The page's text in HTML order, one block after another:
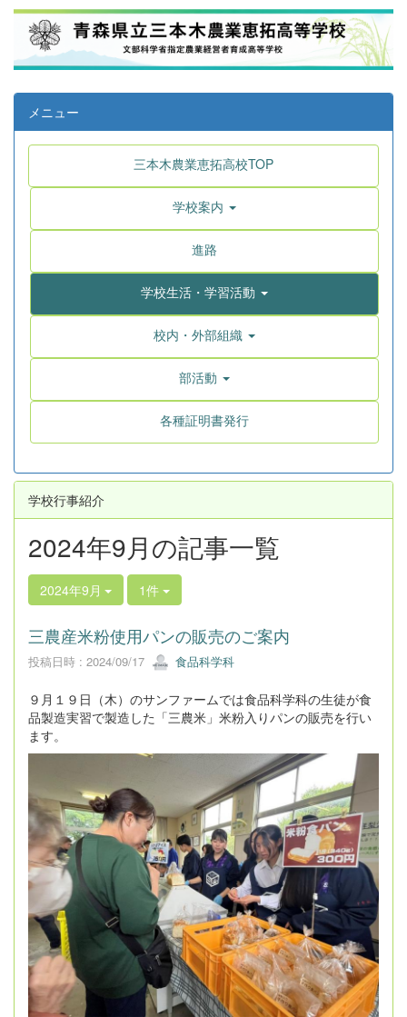
メニュー
三本木農業恵拓高校TOP
学校案内
進路
学校生活・学習活動
校内・外部組織
部活動
各種証明書発行
学校行事紹介
2024年9月の記事一覧
2024年9月 1件
三農産米粉使用パンの販売のご案内
投稿日時 : 2024/09/17 食品科学科
９月１９日（木）のサンファームでは食品科学科の生徒が食
品製造実習で製造した「三農米」米粉入りパンの販売を行い
ます。